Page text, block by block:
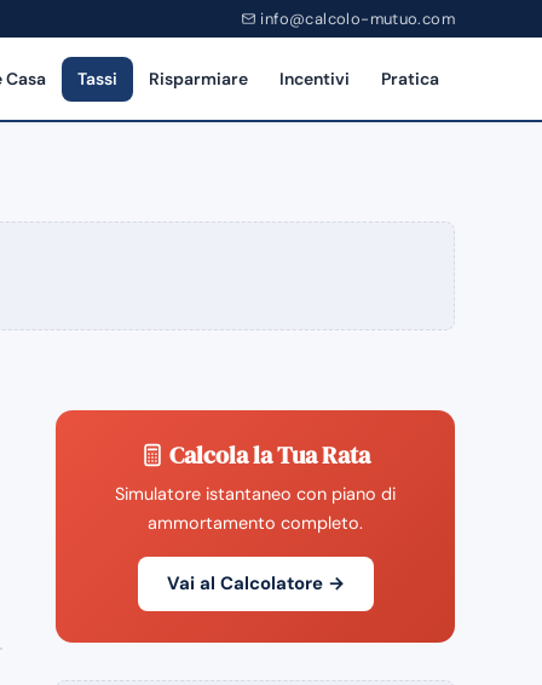
info@calcolo-mutuo.com
Casa Tassi Risparmiare Incentivi Pratica
Calcola la Tua Rata
Simulatore istantaneo con piano di
ammortamento completo.
Vai al Calcolatore →